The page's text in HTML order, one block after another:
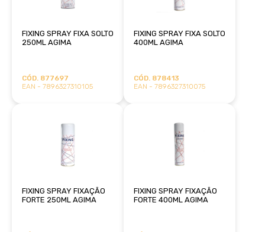
FIXING SPRAY FIXA SOLTO
250ML AGIMA
CÓD. 877697
EAN - 7896327310105
FIXING SPRAY FIXA SOLTO
400ML AGIMA
CÓD. 878413
EAN - 7896327310075
FIXING SPRAY FIXAÇÃO
FORTE 250ML AGIMA
FIXING SPRAY FIXAÇÃO
FORTE 400ML AGIMA